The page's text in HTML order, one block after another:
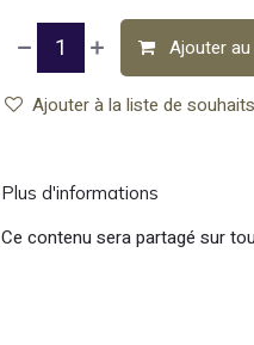
Ajouter
Ajouter à la liste de souhaits
Plus d'informations
Ce contenu sera partagé sur